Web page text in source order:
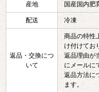
産地 国産国内肥
配送 冷凍
返品・交換につ
いて
商品の特性
け付けてお
返品理由が
にメールに
返品方法に
ます。